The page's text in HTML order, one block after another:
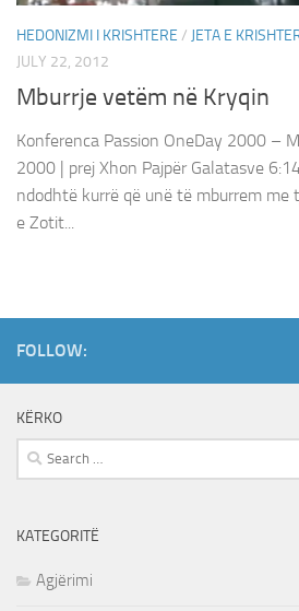
HEDONIZMI I KRISHTERE / JETA E
JULY 22, 2012
Mburrje vetëm në Kryqin
Konferenca Passion OneDay 2000 –
2000 | prej Xhon Pajpër Galatasve
ndodhtë kurrë që unë të mburrem me
e Zotit...
FOLLOW:
KËRKO
Search
for:
KATEGORITË
Agjërimi